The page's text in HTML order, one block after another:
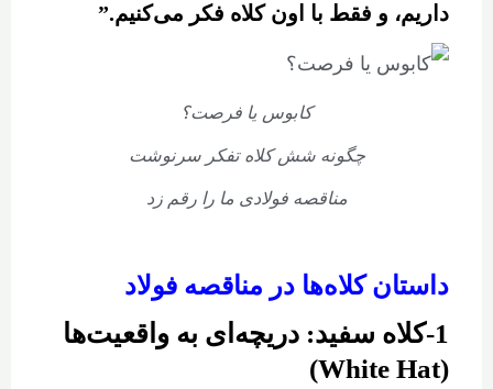
داریم، و فقط با اون کلاه فکر می‌کنیم.”
کابوس یا فرصت؟
چگونه شش کلاه تفکر سرنوشت
مناقصه فولادی ما را رقم زد
داستان کلاه‌ها در مناقصه فولاد
1-کلاه سفید: دریچه‌ای به واقعیت‌ها
(White Hat)